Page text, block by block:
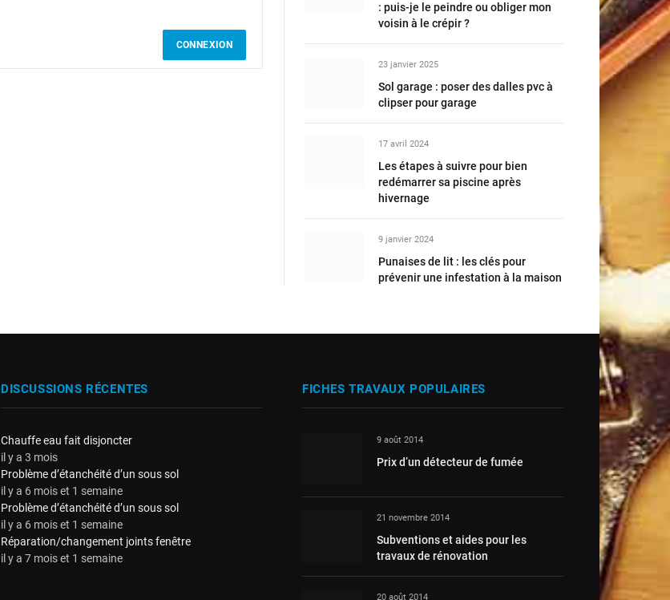
CONNEXION
: puis-je le peindre ou obliger mon
voisin à le crépir ?
23 janvier 2025
Sol garage : poser des dalles pvc à
clipser pour garage
17 avril 2024
Les étapes à suivre pour bien
redémarrer sa piscine après
hivernage
9 janvier 2024
Punaises de lit : les clés pour
prévenir une infestation à la maison
DISCUSSIONS RÉCENTES
Chauffe eau fait disjoncter
il y a 3 mois
Problème d’étanchéité d’un sous sol
il y a 6 mois et 1 semaine
Problème d’étanchéité d’un sous sol
il y a 6 mois et 1 semaine
Réparation/changement joints fenêtre
il y a 7 mois et 1 semaine
FICHES TRAVAUX POPULAIRES
9 août 2014
Prix d’un détecteur de fumée
21 novembre 2014
Subventions et aides pour les
travaux de rénovation
20 août 2014